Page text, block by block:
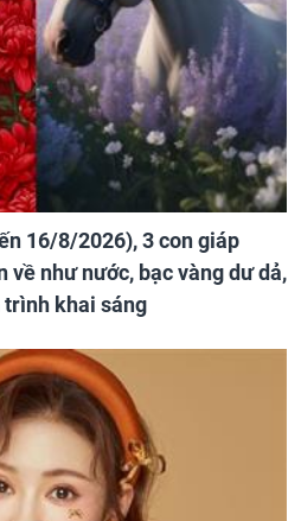
16/8/2026), 3 con giáp
về như nước, bạc vàng dư dả,
trình khai sáng